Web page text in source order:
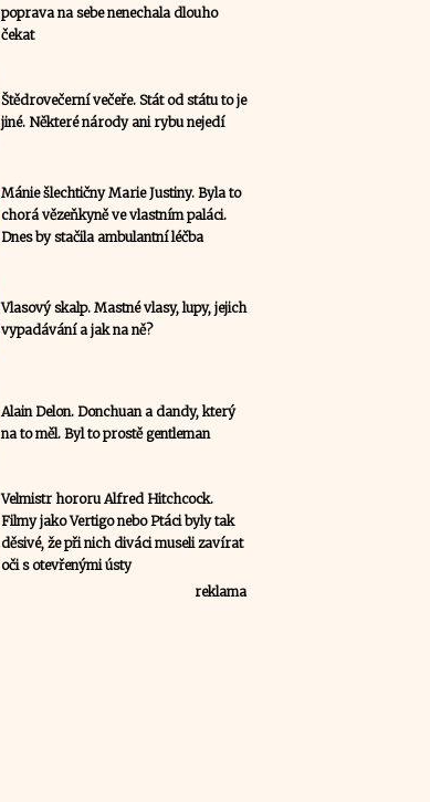
poprava na sebe nenechala dlouho
čekat
Štědrovečerní večeře. Stát od státu to je
jiné. Některé národy ani rybu nejedí
Mánie šlechtičny Marie Justiny. Byla to
chorá vězeňkyně ve vlastním paláci.
Dnes by stačila ambulantní léčba
Vlasový skalp. Mastné vlasy, lupy, jejich
vypadávání a jak na ně?
Alain Delon. Donchuan a dandy, který
na to měl. Byl to prostě gentleman
Velmistr hororu Alfred Hitchcock.
Filmy jako Vertigo nebo Ptáci byly tak
děsivé, že při nich diváci museli zavírat
oči s otevřenými ústy
reklama